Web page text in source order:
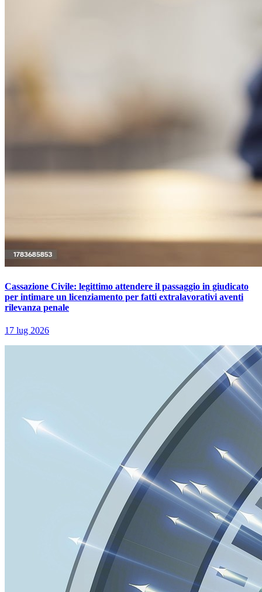
Cassazione Civile: legittimo attendere il passaggio in giudicato
per intimare un licenziamento per fatti extralavorativi aventi
rilevanza penale
17 lug 2026